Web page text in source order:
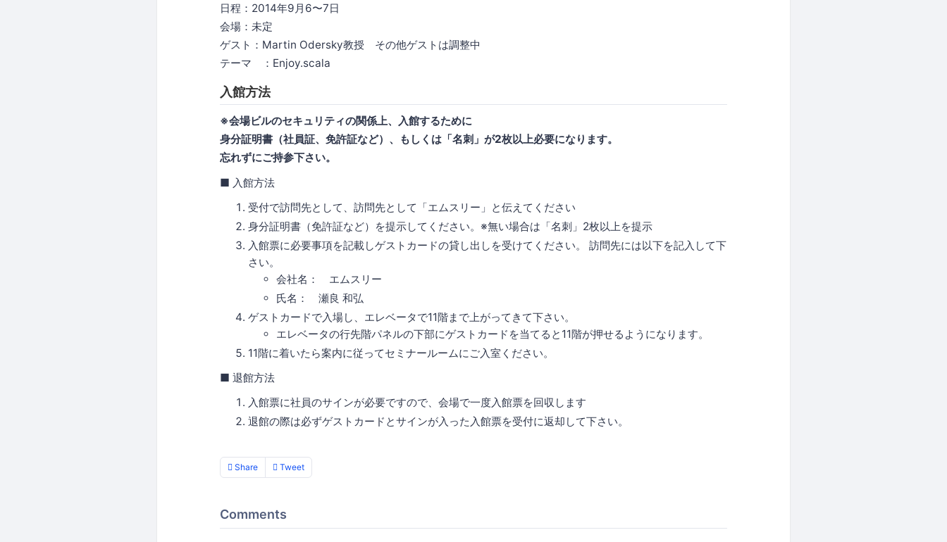
日程：2014年9月6〜7日
会場：未定
ゲスト：Martin Odersky教授 その他ゲストは調整中
テーマ ：Enjoy.scala
入館方法
※会場ビルのセキュリティの関係上、入館するために
身分証明書（社員証、免許証など）、もしくは「名刺」が2枚以上必要になります。
忘れずにご持参下さい。
■ 入館方法
受付で訪問先として、訪問先として「エムスリー」と伝えてください
身分証明書（免許証など）を提示してください。※無い場合は「名刺」2枚以上を提示
入館票に必要事項を記載しゲストカードの貸し出しを受けてください。 訪問先には以下を記入して下
さい。
会社名： エムスリー
氏名： 瀬良 和弘
ゲストカードで入場し、エレベータで11階まで上がってきて下さい。
エレベータの行先階パネルの下部にゲストカードを当てると11階が押せるようになります。
11階に着いたら案内に従ってセミナールームにご入室ください。
■ 退館方法
入館票に社員のサインが必要ですので、会場で一度入館票を回収します
退館の際は必ずゲストカードとサインが入った入館票を受付に返却して下さい。
Share Tweet
Comments